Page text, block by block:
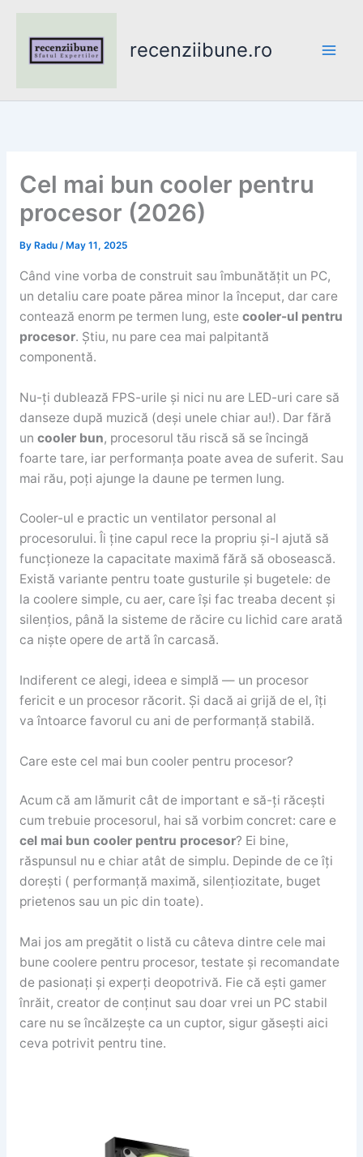
content
recenziibune.ro
Cel mai bun cooler pentru
procesor (2026)
By Radu / May 11, 2025
Când vine vorba de construit sau îmbunătățit un PC,
un detaliu care poate părea minor la început, dar care
contează enorm pe termen lung, este cooler-ul pentru
procesor. Știu, nu pare cea mai palpitantă
componentă.
Nu-ți dublează FPS-urile și nici nu are LED-uri care să
danseze după muzică (deși unele chiar au!). Dar fără
un cooler bun, procesorul tău riscă să se încingă
foarte tare, iar performanța poate avea de suferit. Sau
mai rău, poți ajunge la daune pe termen lung.
Cooler-ul e practic un ventilator personal al
procesorului. Îi ține capul rece la propriu și-l ajută să
funcționeze la capacitate maximă fără să obosească.
Există variante pentru toate gusturile și bugetele: de
la coolere simple, cu aer, care își fac treaba decent și
silențios, până la sisteme de răcire cu lichid care arată
ca niște opere de artă în carcasă.
Indiferent ce alegi, ideea e simplă — un procesor
fericit e un procesor răcorit. Și dacă ai grijă de el, îți
va întoarce favorul cu ani de performanță stabilă.
Care este cel mai bun cooler pentru procesor?
Acum că am lămurit cât de important e să-ți răcești
cum trebuie procesorul, hai să vorbim concret: care e
cel mai bun cooler pentru procesor? Ei bine,
răspunsul nu e chiar atât de simplu. Depinde de ce îți
dorești ( performanță maximă, silențiozitate, buget
prietenos sau un pic din toate).
Mai jos am pregătit o listă cu câteva dintre cele mai
bune coolere pentru procesor, testate și recomandate
de pasionați și experți deopotrivă. Fie că ești gamer
înrăit, creator de conținut sau doar vrei un PC stabil
care nu se încălzește ca un cuptor, sigur găsești aici
ceva potrivit pentru tine.